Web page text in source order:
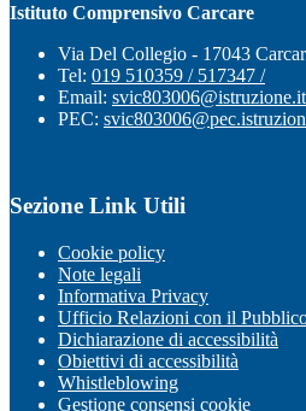
Istituto Comprensivo Carcare
Via Del Collegio - 17043
Tel: 019 510359 / 517347 /
Email: svic803006@istruzione.it
PEC:
Sezione Link Utili
Cookie policy
Note legali
Informativa Privacy
Ufficio Relazioni con il
Dichiarazione di accessibilità
Obiettivi di accessibilità
Whistleblowing
Gestione consensi cookie